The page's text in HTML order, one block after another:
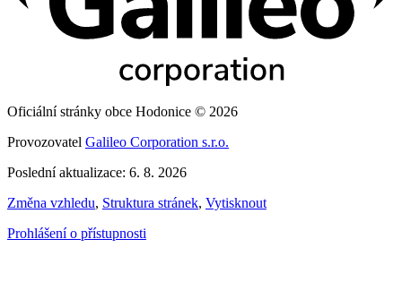
Oficiální stránky obce Hodonice © 2026
Provozovatel Galileo Corporation s.r.o.
Poslední aktualizace: 6. 8. 2026
Změna vzhledu, Struktura stránek, Vytisknout
Prohlášení o přístupnosti